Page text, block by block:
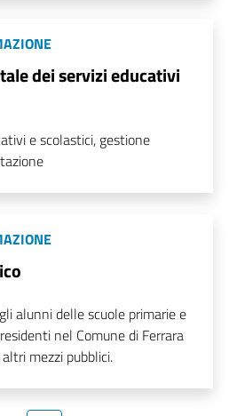
dei servizi educativi
e scolastici, gestione
alunni delle scuole primarie e
nel Comune di Ferrara
mezzi pubblici.